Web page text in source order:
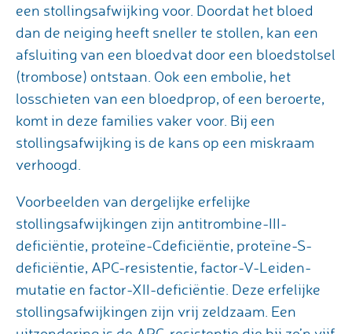
een stollingsafwijking voor. Doordat het bloed
dan de neiging heeft sneller te stollen, kan een
afsluiting van een bloedvat door een bloedstolsel
(trombose) ontstaan. Ook een embolie, het
losschieten van een bloedprop, of een beroerte,
komt in deze families vaker voor. Bij een
stollingsafwijking is de kans op een miskraam
verhoogd.
Voorbeelden van dergelijke erfelijke
stollingsafwijkingen zijn antitrombine-III-
deficiëntie, proteïne-Cdeficiëntie, proteïne-S-
deficiëntie, APC-resistentie, factor-V-Leiden-
mutatie en factor-XII-deficiëntie. Deze erfelijke
stollingsafwijkingen zijn vrij zeldzaam. Een